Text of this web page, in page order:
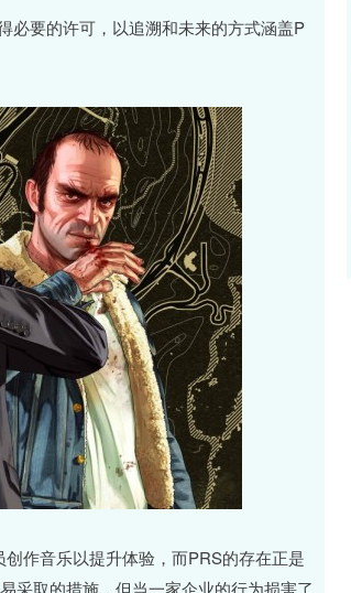
必要的许可，以追溯和未来的方式涵盖P
作音乐以提升体验，而PRS的存在正是
采取的措施，但当一家企业的行为损害了